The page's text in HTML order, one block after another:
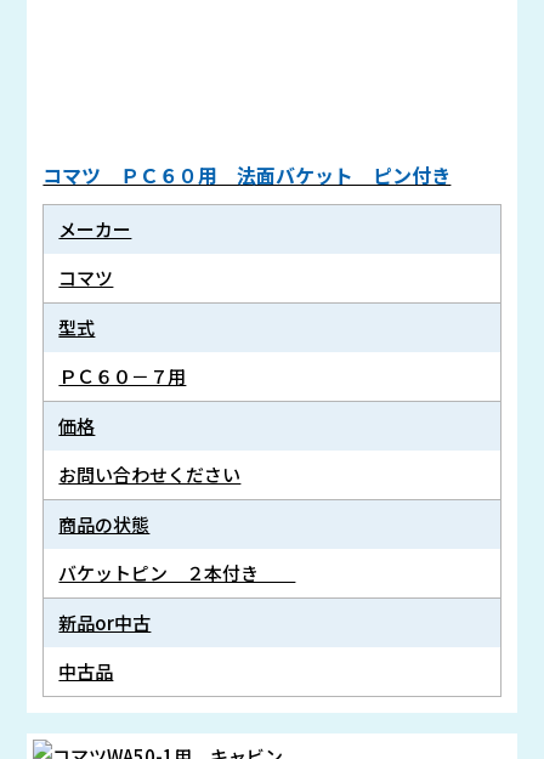
コマツ ＰＣ６０用 法面バケット ピン付き
メーカー
コマツ
型式
ＰＣ６０－７用
価格
お問い合わせください
商品の状態
バケットピン ２本付き
新品or中古
中古品